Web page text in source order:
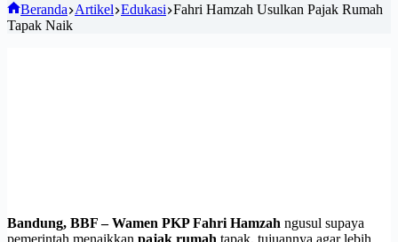
Beranda Artikel Edukasi Fahri Hamzah Usulkan Pajak Rumah
Tapak Naik
Bandung, BBF –Wamen PKP Fahri Hamzah ngusul supaya
pemerintah menaikkan pajak rumah tapak, tujuannya agar lebih